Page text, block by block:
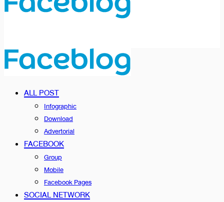
ALL POST
Infographic
Download
Advertorial
FACEBOOK
Group
Mobile
Facebook Pages
SOCIAL NETWORK